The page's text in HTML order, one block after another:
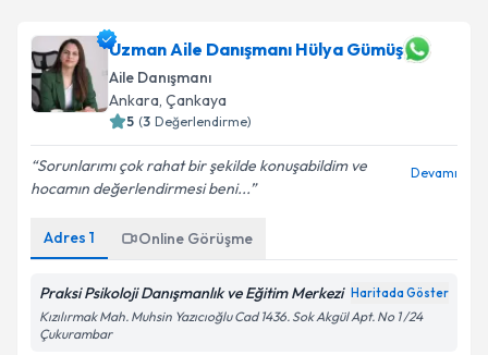
Uzman Aile Danışmanı Hülya Gümüş
Aile Danışmanı
Ankara, Çankaya
( Değerlendirme)
Sorunlarımı çok rahat bir şekilde konuşabildim ve
hocamın değerlendirmesi beni...
Adres 1 Online Görüşme
Praksi Psikoloji Danışmanlık ve Eğitim Merkezi
Kızılırmak Mah. Muhsin Yazıcıoğlu Cad 1436. Sok Akgül Apt. No 1 /24
Çukurambar